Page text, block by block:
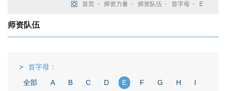
首页 - 师资力量 - 师资队伍 - 首字母 - E
师资队伍
首字母：
全部
A B C D E F G H I